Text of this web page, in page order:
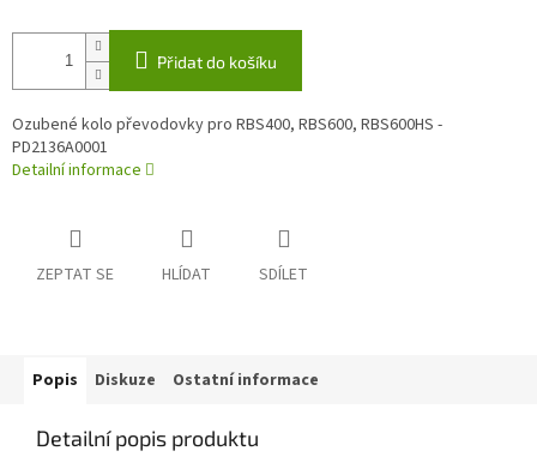
Přidat do košíku
Ozubené kolo převodovky pro RBS400, RBS600, RBS600HS -
PD2136A0001
Detailní informace
ZEPTAT SE HLÍDAT SDÍLET
Popis Diskuze Ostatní informace
Detailní popis produktu